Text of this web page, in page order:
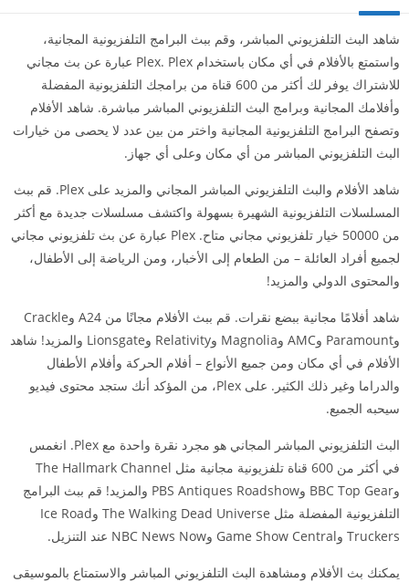
شاهد البث التلفزيوني المباشر، وقم ببث البرامج التلفزيونية المجانية،
واستمتع بالأفلام في أي مكان باستخدام Plex. Plex عبارة عن بث مجاني
للاشتراك يوفر لك أكثر من 600 قناة من برامجك التلفزيونية المفضلة
وأفلامك المجانية وبرامج البث التلفزيوني المباشر مباشرة. شاهد الأفلام
وتصفح البرامج التلفزيونية المجانية واختر من بين عدد لا يحصى من خيارات
البث التلفزيوني المباشر من أي مكان وعلى أي جهاز.
شاهد الأفلام والبث التلفزيوني المباشر المجاني والمزيد على Plex. قم ببث
المسلسلات التلفزيونية الشهيرة بسهولة واكتشف مسلسلات جديدة مع أكثر
من 50000 خيار تلفزيوني مجاني متاح. Plex عبارة عن بث تلفزيوني مجاني
لجميع أفراد العائلة – من الطعام إلى الأخبار، ومن الرياضة إلى الأطفال،
والمحتوى الدولي والمزيد!
شاهد أفلامًا مجانية ببضع نقرات. قم ببث الأفلام مجانًا من A24 وCrackle
وParamount وAMC وMagnolia وRelativity وLionsgate والمزيد! شاهد
الأفلام في أي مكان ومن جميع الأنواع – أفلام الحركة وأفلام الأطفال
والدراما وغير ذلك الكثير. على Plex، من المؤكد أنك ستجد محتوى فيديو
سيحبه الجميع.
البث التلفزيوني المباشر المجاني هو مجرد نقرة واحدة مع Plex. انغمس
في أكثر من 600 قناة تلفزيونية مجانية مثل The Hallmark Channel
وBBC Top Gear وPBS Antiques Roadshow والمزيد! قم ببث البرامج
التلفزيونية المفضلة مثل The Walking Dead Universe وIce Road
Truckers وGame Show Central وNBC News Now عند التنزيل.
يمكنك بث الأفلام ومشاهدة البث التلفزيوني المباشر والاستمتاع بالموسيقى